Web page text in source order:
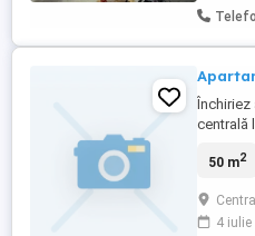
Închiriez
centrală
50 m2
4 iulie